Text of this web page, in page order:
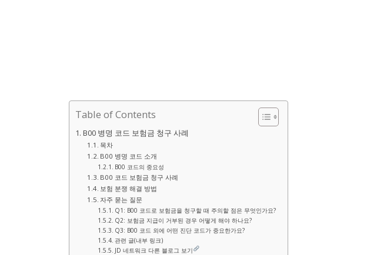
Table of Contents
B00 병명 코드 보험금 청구 사례
목차
B00 병명 코드 소개
B00 코드의 중요성
B00 코드 보험금 청구 사례
보험 분쟁 해결 방법
자주 묻는 질문
Q1: B00 코드로 보험금을 청구할 때 주의할 점은 무엇인가요?
Q2: 보험금 지급이 거부된 경우 어떻게 해야 하나요?
Q3: B00 코드 외에 어떤 진단 코드가 중요한가요?
관련 글(내부 링크)
JD 네트워크 다른 블로그 보기